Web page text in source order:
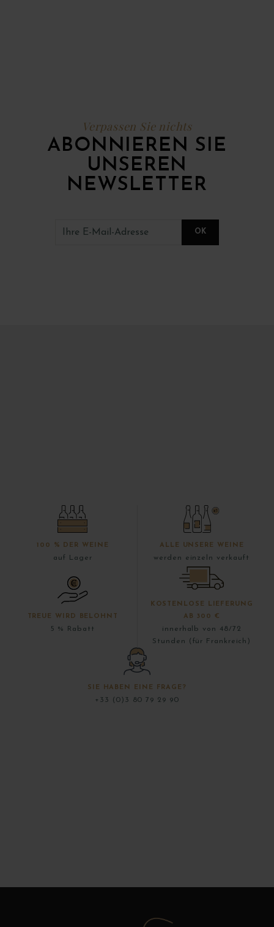
Verpassen Sie nichts
ABONNIEREN SIE
UNSEREN
NEWSLETTER
100 % DER WEINE
auf Lager
ALLE UNSERE WEINE
werden einzeln verkauft
TREUE WIRD BELOHNT
5 % Rabatt
KOSTENLOSE LIEFERUNG
AB 300 €
innerhalb von 48/72
Stunden (für Frankreich)
SIE HABEN EINE FRAGE?
+33 (0)3 80 79 29 90